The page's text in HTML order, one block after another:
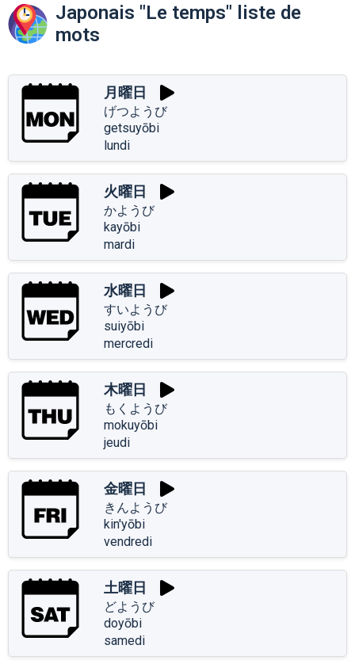
Japonais "Le temps" liste de
mots
月曜日
げつようび
getsuyōbi
lundi
火曜日
かようび
kayōbi
mardi
水曜日
すいようび
suiyōbi
mercredi
木曜日
もくようび
mokuyōbi
jeudi
金曜日
きんようび
kin'yōbi
vendredi
土曜日
どようび
doyōbi
samedi